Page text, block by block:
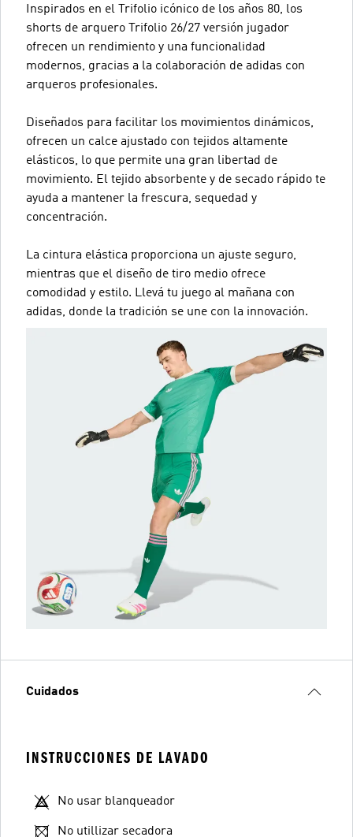
Inspirados en el Trifolio icónico de los años 80, los
shorts de arquero Trifolio 26/27 versión jugador
ofrecen un rendimiento y una funcionalidad
modernos, gracias a la colaboración de adidas con
arqueros profesionales.
Diseñados para facilitar los movimientos dinámicos,
ofrecen un calce ajustado con tejidos altamente
elásticos, lo que permite una gran libertad de
movimiento. El tejido absorbente y de secado rápido te
ayuda a mantener la frescura, sequedad y
concentración.
La cintura elástica proporciona un ajuste seguro,
mientras que el diseño de tiro medio ofrece
comodidad y estilo. Llevá tu juego al mañana con
adidas, donde la tradición se une con la innovación.
Cuidados
INSTRUCCIONES DE LAVADO
No usar blanqueador
No utillizar secadora